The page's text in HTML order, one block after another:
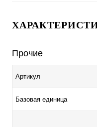
Прочие
Артикул
Базовая единица